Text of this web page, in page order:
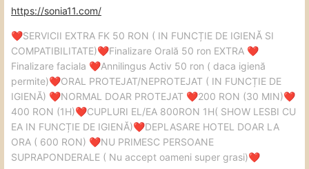
https://sonia11.com/
❤️SERVICII EXTRA FK 50 RON ( IN FUNCȚIE DE IGIENĂ SI
COMPATIBILITATE)❤️Finalizare Orală 50 ron EXTRA ❤️
Finalizare faciala ❤️Annilingus Activ 50 ron ( daca igienă
permite)❤️ORAL PROTEJAT/NEPROTEJAT ( IN FUNCȚIE DE
IGIENĂ) ❤️NORMAL DOAR PROTEJAT ❤️200 RON (30 MIN)❤️
400 RON (1H)❤️CUPLURI EL/EA 800RON 1H( SHOW LESBI CU
EA IN FUNCȚIE DE IGIENĂ)❤️DEPLASARE HOTEL DOAR LA
ORA ( 600 RON) ❤️NU PRIMESC PERSOANE
SUPRAPONDERALE ( Nu accept oameni super grasi)❤️